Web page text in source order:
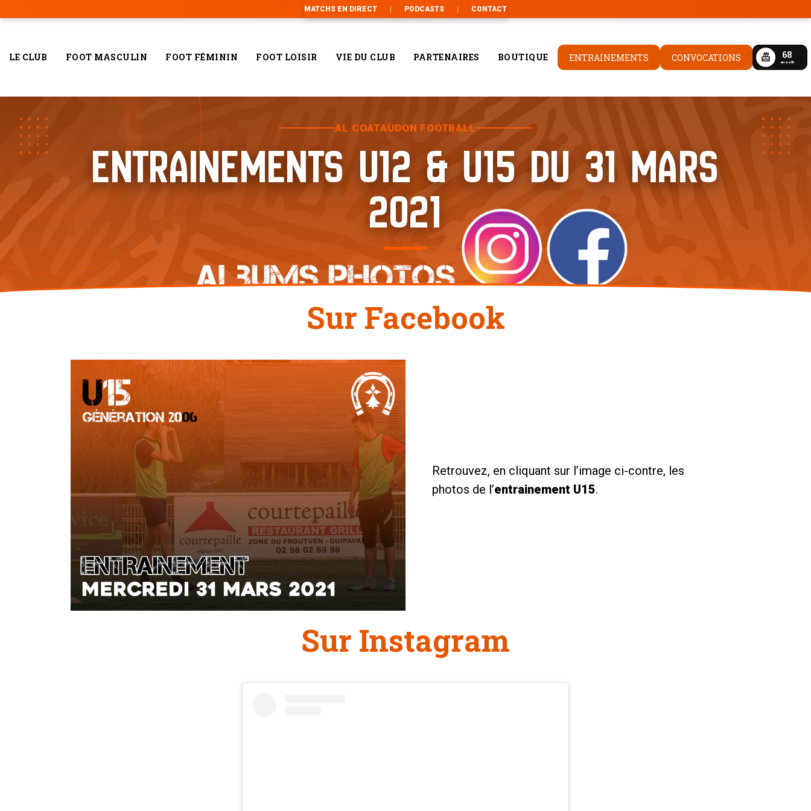
MATCHS EN DIRECT PODCASTS CONTACT
LE CLUB FOOT MASCULIN FOOT FÉMININ FOOT LOISIR VIE DU CLUB PARTENAIRES BOUTIQUE ENTRAINEMENTS CONVOCATIONS 68
en aoÛt
AL COATAUDON FOOTBALL
ENTRAINEMENTS U12 & U15 DU 31 MARS
2021
Sur Facebook
Retrouvez, en cliquant sur l’image ci-contre, les
photos de l’entrainement U15.
Sur Instagram